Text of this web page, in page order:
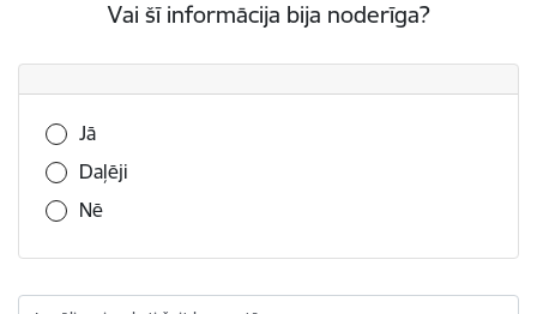
Vai šī informācija bija noderīga?
Vai šī informācija bija noderīga?
Jā
Daļēji
Nē